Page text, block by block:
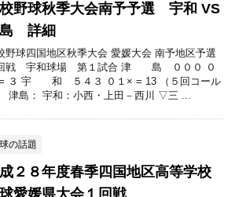
野球秋季大会南予予選 宇和 VS
詳細
野球四国地区秋季大会 愛媛大会 南予地区予選
戦 宇和球場 第１試合 津 島 ０００ ０
= ３ 宇 和 ５４３ ０１× = 13 （５回コール
津島： 宇和：小西・上田－西川 ▽三 ...
の話題
２８年度春季四国地区高等学校